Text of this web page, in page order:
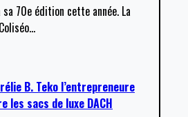
70e édition cette année. La
…
B. Teko l’entrepreneure
les sacs de luxe DACH